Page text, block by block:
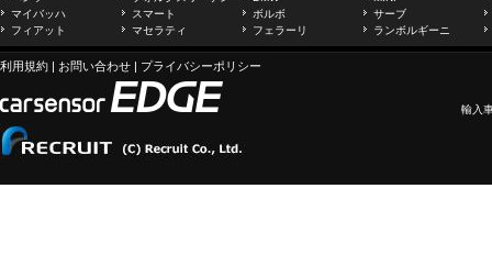
マイバッハ
スマート ボルボ
サーブ
フィアット
マセラティ フェラーリ ランボルギーニ
利用規約 | お問い合わせ | プライバシーポリシー
輸入